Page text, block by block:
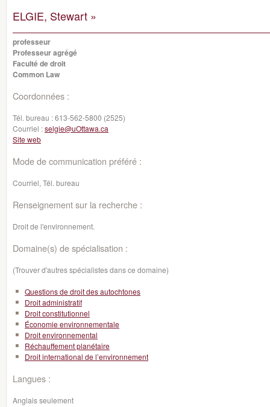
ELGIE, Stewart »
professeur
Professeur agrégé
Faculté de droit
Common Law
Coordonnées :
Tél. bureau :613-562-5800 (2525)
Courriel :selgie@uOttawa.ca
Site web
Mode de communication préféré :
Courriel, Tél. bureau
Renseignement sur la recherche :
Droit de l'environnement.
Domaine(s) de spécialisation :
(Trouver d'autres spécialistes dans ce domaine)
Questions de droit des autochtones
Droit administratif
Droit constitutionnel
Économie environnementale
Droit environnemental
Réchauffement planétaire
Droit international de l’environnement
Langues :
Anglais seulement